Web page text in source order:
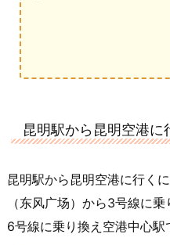
昆明駅から昆明空港に
昆明駅から昆明空港に行く
（东风广场）から3号線に
6号線に乗り換え空港中心駅